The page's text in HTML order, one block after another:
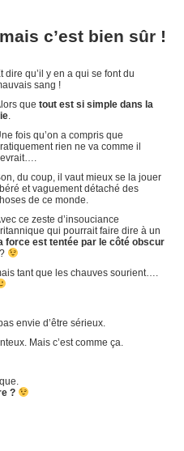
c’est bien sûr !
dire qu’il y en a qui se font du
sang !
quetout est si simple dans la
.
fois qu’on a compris que
rien ne va comme il
du coup, il vaut mieux se la jouer
et vaguement détaché des
de ce monde.
ce zeste d’insouciance
qui pourrait faire dire à un
force est tentée par le côté obscur
?
tant que les chauves sourient….
envie d’être sérieux.
Mais c’est comme ça.
?